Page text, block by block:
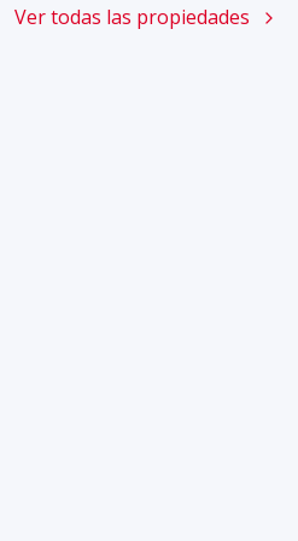
Ver todas las propiedades